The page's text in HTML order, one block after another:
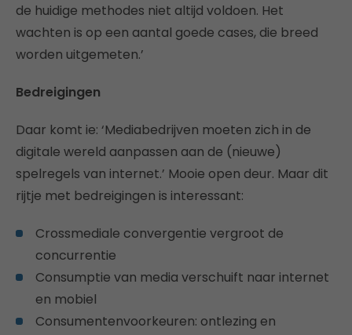
de huidige methodes niet altijd voldoen. Het
wachten is op een aantal goede cases, die breed
worden uitgemeten.’
Bedreigingen
Daar komt ie: ‘Mediabedrijven moeten zich in de
digitale wereld aanpassen aan de (nieuwe)
spelregels van internet.’ Mooie open deur. Maar dit
rijtje met bedreigingen is interessant:
Crossmediale convergentie vergroot de
concurrentie
Consumptie van media verschuift naar internet
en mobiel
Consumentenvoorkeuren: ontlezing en